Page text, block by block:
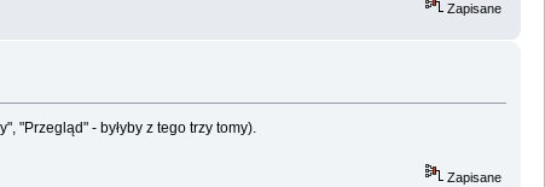
Zapisane
"Przegląd" - byłyby z tego trzy tomy).
Zapisane